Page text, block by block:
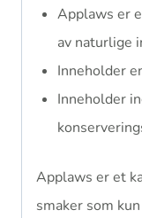
Applaws er
av naturlige
Inneholder
Inneholder
Applaws er et
smaker som